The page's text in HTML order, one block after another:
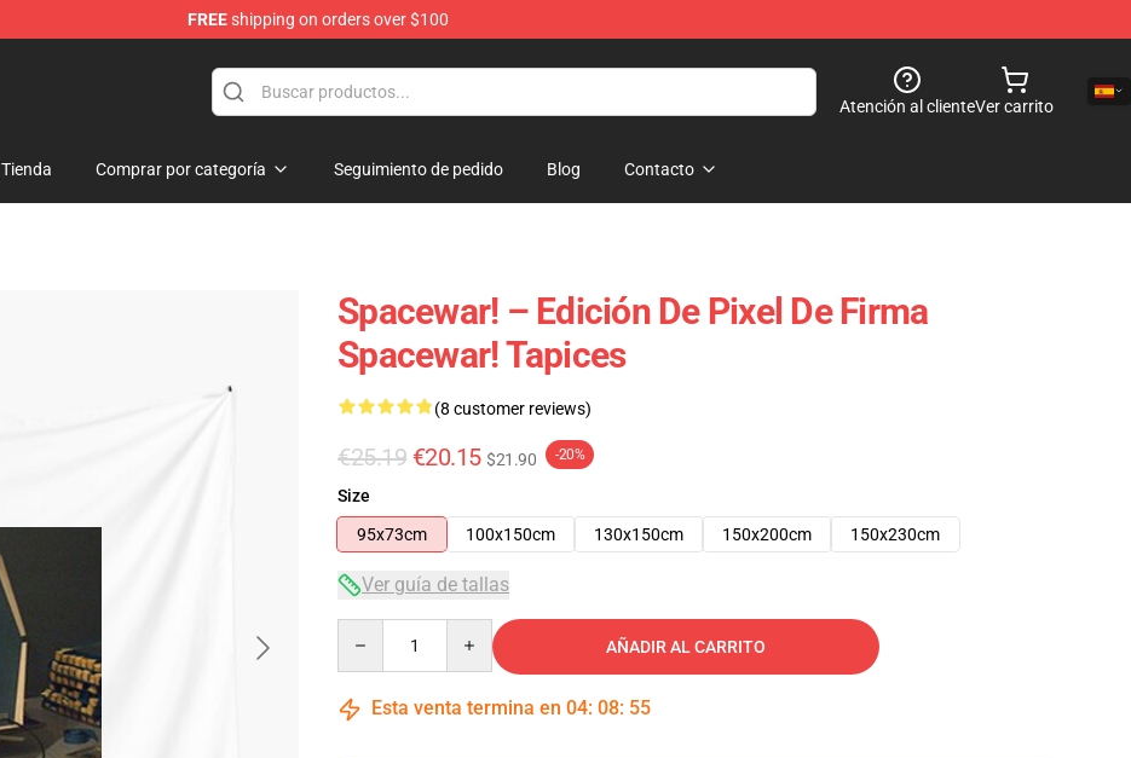
FREEshipping on orders over $100
Atención al clienteVer carrito
Tienda Comprar por categoría Seguimiento de pedido Blog Contacto
Spacewar! – Edición De Pixel De Firma
Spacewar! Tapices
(8 customer reviews)
€25.19 €20.15 $21.90 -20%
Size
95x73cm
100x150cm 130x150cm 150x200cm 150x230cm
Ver guía de tallas
AÑADIR AL CARRITO
Esta venta termina en 04: 08: 54